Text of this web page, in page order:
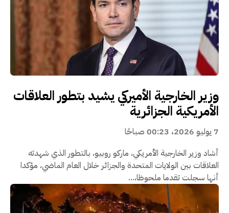
وزير الخارجية الأميركي يشيد بتطور العلاقات
الأمريكية الجزائرية
7 يوليو 2026، 00:23 صباحًا
أشاد وزير الخارجية الأمريكي، ماركو روبيو، بالتطور الذي شهدته
العلاقات بين الولايات المتحدة والجزائر خلال العام الماضي، مؤكدا
أنها سجلت تقدما ملحوظا،...